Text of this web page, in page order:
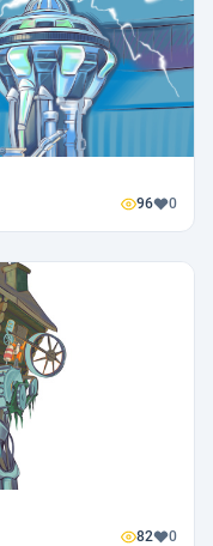
96 0
82 0